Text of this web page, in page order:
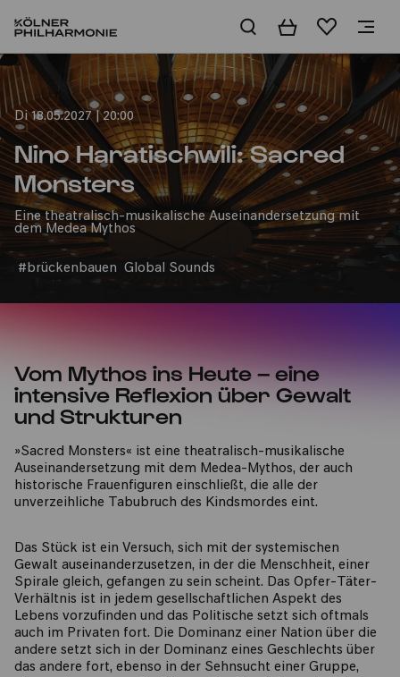
WarenkorbMerkliste
Home
Di 18.05.2027 | 20:00
Nino Haratischwili: Sacred
Monsters
Eine theatralisch-musikalische Auseinandersetzung mit
dem Medea Mythos
#brückenbauen Global Sounds
Vom Mythos ins Heute – eine
intensive Reflexion über Gewalt
und Strukturen
»Sacred Monsters« ist eine theatralisch-musikalische
Auseinandersetzung mit dem Medea-Mythos, der auch
historische Frauenfiguren einschließt, die alle der
unverzeihliche Tabubruch des Kindsmordes eint.
Das Stück ist ein Versuch, sich mit der systemischen
Gewalt auseinanderzusetzen, in der die Menschheit, einer
Spirale gleich, gefangen zu sein scheint. Das Opfer-Täter-
Verhältnis ist in jedem gesellschaftlichen Aspekt des
Lebens vorzufinden und das Politische setzt sich oftmals
auch im Privaten fort. Die Dominanz einer Nation über die
andere setzt sich in der Dominanz eines Geschlechts über
das andere fort, ebenso in der Sehnsucht einer Gruppe,